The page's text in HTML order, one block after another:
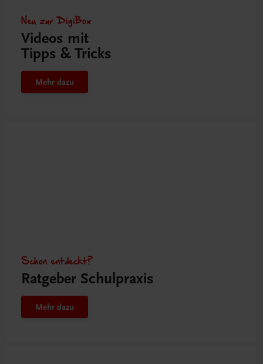
Neu zur DigiBox
Videos mit
Tipps & Tricks
Mehr dazu
Schon entdeckt?
Ratgeber Schulpraxis
Mehr dazu